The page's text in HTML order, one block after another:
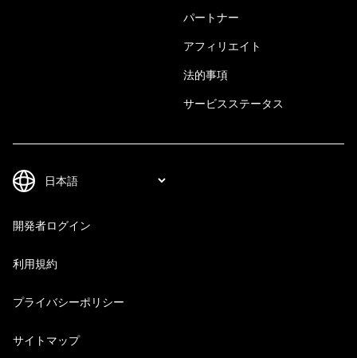
パートナー
アフィリエイト
法的事項
サービスステータス
開発者ログイン
利用規約
プライバシーポリシー
サイトマップ